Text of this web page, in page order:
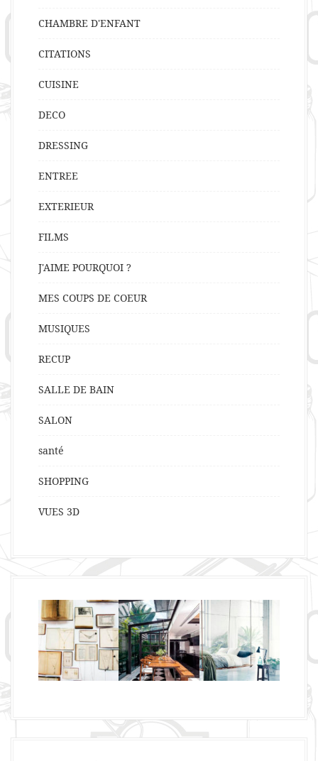
CHAMBRE D'ENFANT
CITATIONS
CUISINE
DECO
DRESSING
ENTREE
EXTERIEUR
FILMS
J'AIME POURQUOI ?
MES COUPS DE COEUR
MUSIQUES
RECUP
SALLE DE BAIN
SALON
santé
SHOPPING
VUES 3D